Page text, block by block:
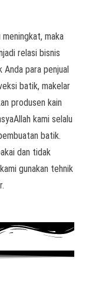
maka
relasi bisnis
para penjual
batik, makelar
produsen kain
kami selalu
batik.
dan tidak
gunakan tehnik